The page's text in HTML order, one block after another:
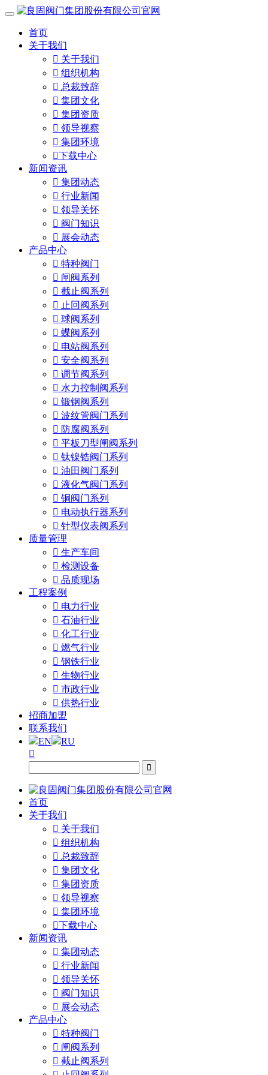
首页
关于我们
 关于我们
 组织机构
 总裁致辞
 集团文化
 集团资质
 领导视察
 集团环境
下载中心
新闻资讯
 集团动态
 行业新闻
 领导关怀
 阀门知识
 展会动态
产品中心
 特种阀门
 闸阀系列
 截止阀系列
 止回阀系列
 球阀系列
 蝶阀系列
 电站阀系列
 安全阀系列
 调节阀系列
 水力控制阀系列
 锻钢阀系列
 波纹管阀门系列
 防腐阀系列
 平板刀型闸阀系列
 钛镍锆阀门系列
 油田阀门系列
 液化气阀门系列
 铜阀门系列
 电动执行器系列
 针型仪表阀系列
质量管理
 生产车间
 检测设备
 品质现场
工程案例
 电力行业
 石油行业
 化工行业
 燃气行业
 钢铁行业
 生物行业
 市政行业
 供热行业
招商加盟
联系我们
EN
RU


首页
关于我们
 关于我们
 组织机构
 总裁致辞
 集团文化
 集团资质
 领导视察
 集团环境
下载中心
新闻资讯
 集团动态
 行业新闻
 领导关怀
 阀门知识
 展会动态
产品中心
 特种阀门
 闸阀系列
 截止阀系列